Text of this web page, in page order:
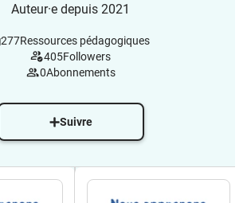
Auteur·e depuis 2021
277Ressources pédagogiques
405Followers
0Abonnements
Suivre